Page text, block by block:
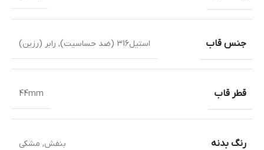
جنس قاب استیل316 (ضد حساسیت) , رابر (رزین)
قطر قاب 44mm
رنگ بدنه بنفش, مشکی